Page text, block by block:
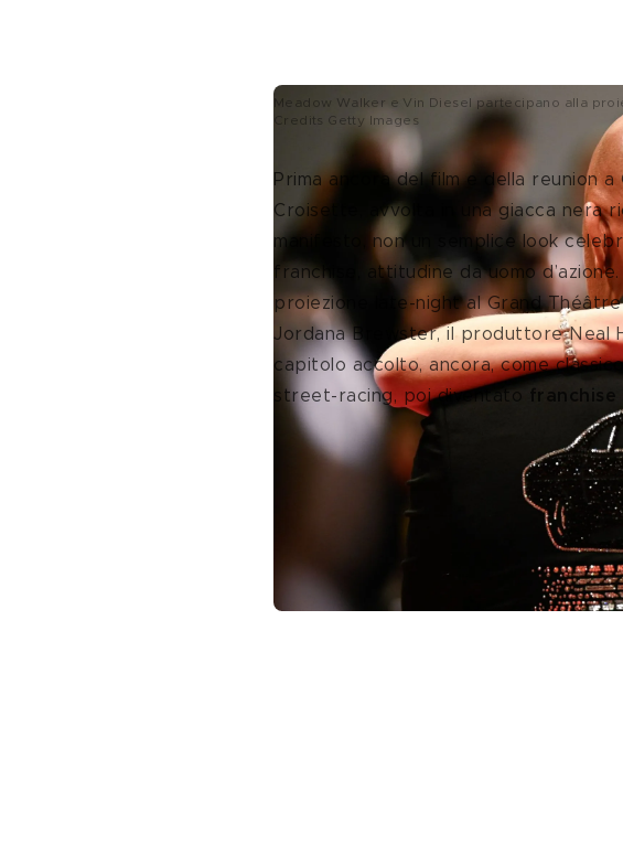
Meadow Walker e Vin Diesel partecipano alla
Credits Getty Images
Prima ancora del film e della reunion a
Croisette, avvolta in una giacca nera
manifesto, non un semplice look
franchise, attitudine da uomo
proiezione late-night al Grand
Jordana Brewster, il produttore Neal
capitolo accolto, ancora, come
street-racing, poi diventato